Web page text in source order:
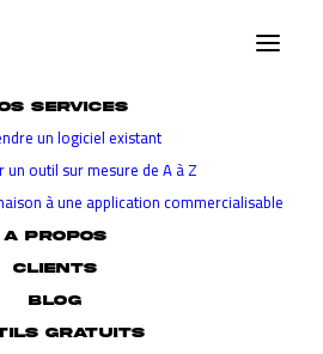
SERVICES
un logiciel existant
un outil sur mesure de A à Z
à une application commercialisable
A PROPOS
CLIENTS
BLOG
GRATUITS